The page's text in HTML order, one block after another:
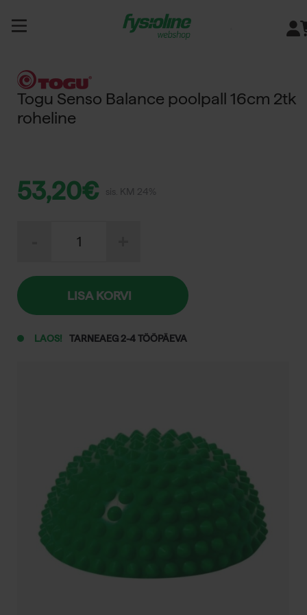
sisältöön
Togu Senso Balance poolpall 16cm 2tk
roheline
53,20€ sis. KM 24%
LAOS! TARNEAEG 2-4 TÖÖPÄEVA
16cm
2tk
roheline
kogus
LISA KORVI